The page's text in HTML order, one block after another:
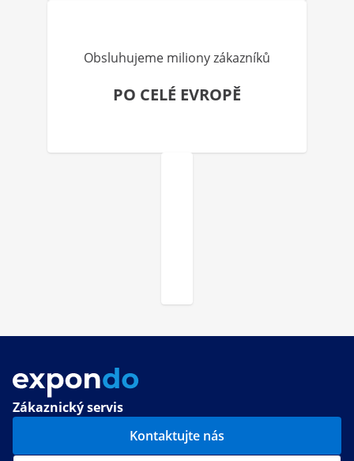
Obsluhujeme miliony zákazníků
PO CELÉ EVROPĚ
Zákaznický servis
Kontaktujte nás